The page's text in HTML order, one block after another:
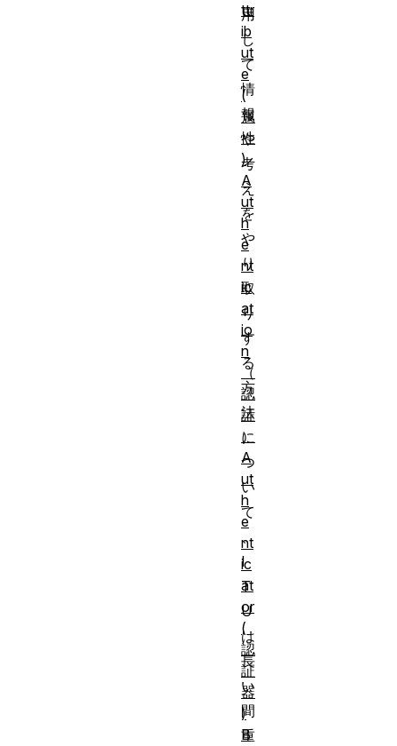
用
し
て
情
報
や
考
え
を
や
り
取
り
す
る
方
法
に
つ
い
て
、
I
T
U
は
長
い
間
重
ttr
ib
ut
e
(
属
性
)
A
ut
h
e
nt
ic
at
io
n
（
認
証
）
A
ut
h
e
nt
ic
at
or
(
認
証
器
)
B